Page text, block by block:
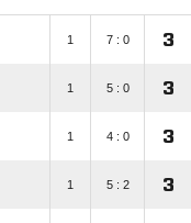
1 7 : 0 3
1 5 : 0 3
1 4 : 0 3
1 5 : 2 3